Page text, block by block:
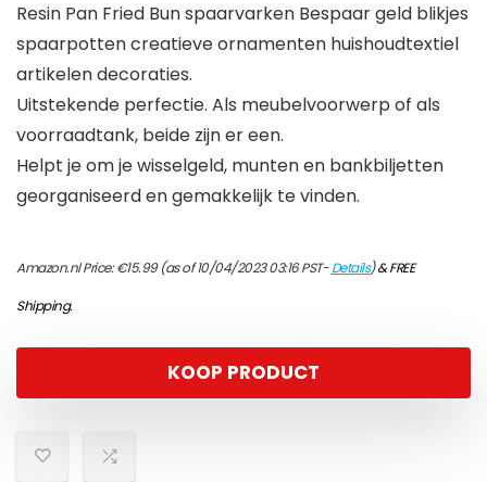
Resin Pan Fried Bun spaarvarken Bespaar geld blikjes
spaarpotten creatieve ornamenten huishoudtextiel
artikelen decoraties.
Uitstekende perfectie. Als meubelvoorwerp of als
voorraadtank, beide zijn er een.
Helpt je om je wisselgeld, munten en bankbiljetten
georganiseerd en gemakkelijk te vinden.
Amazon.nl Price:€15.99(as of 10/04/2023 03:16 PST-Details)&FREE
Shipping.
KOOP PRODUCT